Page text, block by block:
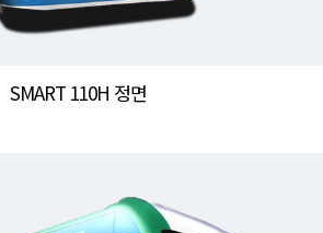
SMART 110H 정면